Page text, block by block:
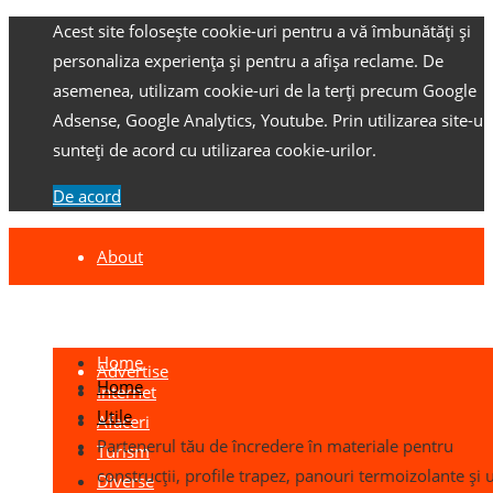
Acest site folosește cookie-uri pentru a vă îmbunătăți și
personaliza experiența și pentru a afișa reclame. De
asemenea, utilizam cookie-uri de la terți precum Google
Adsense, Google Analytics, Youtube. Prin utilizarea site-
sunteți de acord cu utilizarea cookie-urilor.
De acord
About
Advertise
Home
Internet
Afaceri
Turism
Diverse
Home
Utile
Partenerul tău de încredere în materiale pentru
construcții, profile trapez, panouri termoizolante și